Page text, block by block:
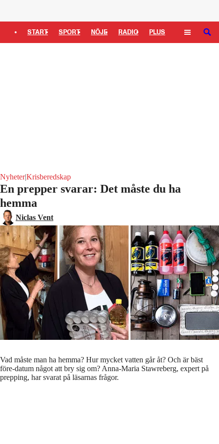
START SPORT NÖJE RADIO PLUS SÖK
Nyheter|Krisberedskap
En prepper svarar: Det måste du ha
hemma
Niclas Vent
Vad måste man ha hemma? Hur mycket vatten går åt? Och är bäst
före-datum något att bry sig om? Anna-Maria Stawreberg, expert på
prepping, har svarat på läsarnas frågor.